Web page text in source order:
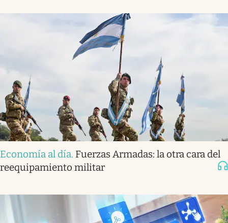
Economía al día. Fuerzas Armadas: la otra cara del
reequipamiento militar